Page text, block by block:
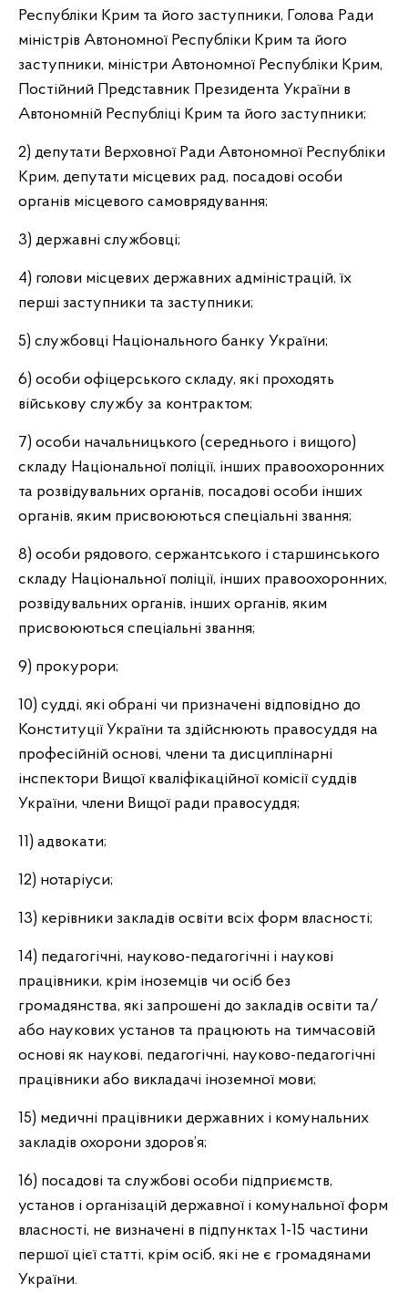
Республіки Крим та його заступники, Голова Ради
міністрів Автономної Республіки Крим та його
заступники, міністри Автономної Республіки Крим,
Постійний Представник Президента України в
Автономній Республіці Крим та його заступники;
2) депутати Верховної Ради Автономної Республіки
Крим, депутати місцевих рад, посадові особи
органів місцевого самоврядування;
3) державні службовці;
4) голови місцевих державних адміністрацій, їх
перші заступники та заступники;
5) службовці Національного банку України;
6) особи офіцерського складу, які проходять
військову службу за контрактом;
7) особи начальницького (середнього і вищого)
складу Національної поліції, інших правоохоронних
та розвідувальних органів, посадові особи інших
органів, яким присвоюються спеціальні звання;
8) особи рядового, сержантського і старшинського
складу Національної поліції, інших правоохоронних,
розвідувальних органів, інших органів, яким
присвоюються спеціальні звання;
9) прокурори;
10) судді, які обрані чи призначені відповідно до
Конституції України та здійснюють правосуддя на
професійній основі, члени та дисциплінарні
інспектори Вищої кваліфікаційної комісії суддів
України, члени Вищої ради правосуддя;
11) адвокати;
12) нотаріуси;
13) керівники закладів освіти всіх форм власності;
14) педагогічні, науково-педагогічні і наукові
працівники, крім іноземців чи осіб без
громадянства, які запрошені до закладів освіти та/
або наукових установ та працюють на тимчасовій
основі як наукові, педагогічні, науково-педагогічні
працівники або викладачі іноземної мови;
15) медичні працівники державних і комунальних
закладів охорони здоров’я;
16) посадові та службові особи підприємств,
установ і організацій державної і комунальної форм
власності, не визначені в підпунктах 1-15 частини
першої цієї статті, крім осіб, які не є громадянами
України.